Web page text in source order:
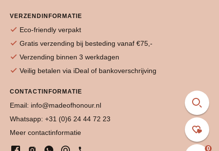
0
VERZENDINFORMATIE
Eco-friendly verpakt
Gratis verzending bij besteding vanaf €75,-
Verzending binnen 3 werkdagen
Veilig betalen via iDeal of bankoverschrijving
CONTACTINFORMATIE
Email: info@madeofhonour.nl
Whatsapp: +31 (0)6 24 44 72 23
Meer contactinformatie